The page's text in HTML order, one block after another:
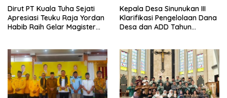
Dirut PT Kuala Tuha Sejati
Apresiasi Teuku Raja Yordan
Habib Raih Gelar Magister
Kepala Desa Sinunukan III
Klarifikasi Pengelolaan Dana
Desa dan ADD Tahun